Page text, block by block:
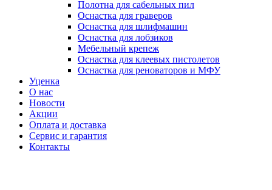
Полотна для сабельных пил
Оснастка для граверов
Оснастка для шлифмашин
Оснастка для лобзиков
Мебельный крепеж
Оснастка для клеевых пистолетов
Оснастка для реноваторов и МФУ
Уценка
О нас
Новости
Акции
Оплата и доставка
Сервис и гарантия
Контакты